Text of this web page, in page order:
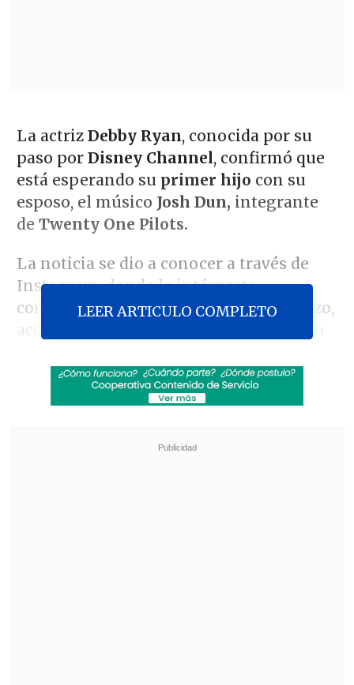
La actriz Debby Ryan, conocida por su
paso por Disney Channel, confirmó que
está esperando su primer hijo con su
esposo, el músico Josh Dun, integrante
de Twenty One Pilots.
La noticia se dio a conocer a través de
Instagram, donde la intérprete
compartió fotos mostrando su embarazo,
acompañada de su pareja y un pequeño
de Independencia anuncian su compromiso
LEER ARTICULO COMPLETO